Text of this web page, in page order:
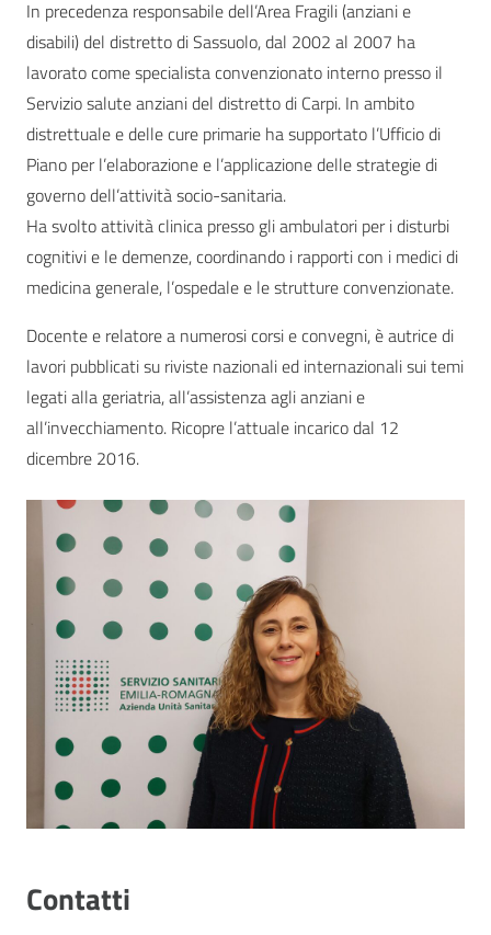
In precedenza responsabile dell’Area Fragili (anziani e
disabili) del distretto di Sassuolo, dal 2002 al 2007 ha
lavorato come specialista convenzionato interno presso il
Servizio salute anziani del distretto di Carpi. In ambito
distrettuale e delle cure primarie ha supportato l’Ufficio di
Piano per l’elaborazione e l’applicazione delle strategie di
governo dell’attività socio-sanitaria.
Ha svolto attività clinica presso gli ambulatori per i disturbi
cognitivi e le demenze, coordinando i rapporti con i medici di
medicina generale, l’ospedale e le strutture convenzionate.
Docente e relatore a numerosi corsi e convegni, è autrice di
lavori pubblicati su riviste nazionali ed internazionali sui temi
legati alla geriatria, all’assistenza agli anziani e
all’invecchiamento. Ricopre l’attuale incarico dal 12
dicembre 2016.
Contatti